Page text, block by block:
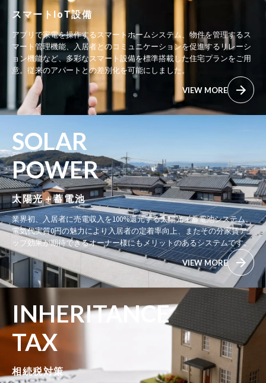
スマートIoT設備
アプリで家電を操作するスマートホームシステム、物件を管理するス
マート管理機能、入居者とのコミュニケーションを促進するリレーシ
ョン機能など、多彩なスマート設備を標準搭載した住宅プランをご用
意。従来のアパートとの差別化を可能にしました。
VIEW MORE
SOLAR
POWER
太陽光＋蓄電池
業界初、入居者に売電収入を100%還元する太陽光＋蓄電池システム。
電気代実質0円の魅力により入居者の定着率向上、またその分家賃ア
ップ効果が期待できるオーナー様にもメリットのあるシステムです。
VIEW MORE
INHERITANCE
TAX
相続税対策